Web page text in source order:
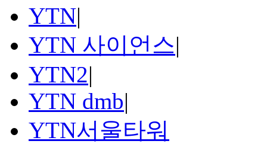
YTN|
YTN 사이언스|
YTN2|
YTN dmb|
YTN서울타워